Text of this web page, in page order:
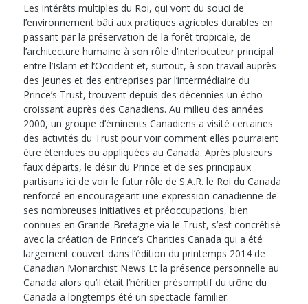
Les intérêts multiples du Roi, qui vont du souci de
l’environnement bâti aux pratiques agricoles durables en
passant par la préservation de la forêt tropicale, de
l’architecture humaine à son rôle d’interlocuteur principal
entre l’Islam et l’Occident et, surtout, à son travail auprès
des jeunes et des entreprises par l’intermédiaire du
Prince’s Trust, trouvent depuis des décennies un écho
croissant auprès des Canadiens. Au milieu des années
2000, un groupe d’éminents Canadiens a visité certaines
des activités du Trust pour voir comment elles pourraient
être étendues ou appliquées au Canada. Après plusieurs
faux départs, le désir du Prince et de ses principaux
partisans ici de voir le futur rôle de S.A.R. le Roi du Canada
renforcé en encourageant une expression canadienne de
ses nombreuses initiatives et préoccupations, bien
connues en Grande-Bretagne via le Trust, s’est concrétisé
avec la création de Prince’s Charities Canada qui a été
largement couvert dans l’édition du printemps 2014 de
Canadian Monarchist News Et la présence personnelle au
Canada alors qu’il était l’héritier présomptif du trône du
Canada a longtemps été un spectacle familier.